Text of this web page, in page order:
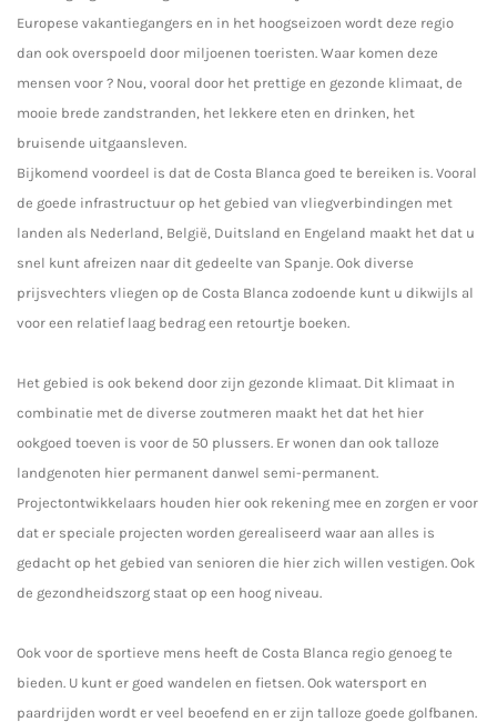
Europese vakantiegangers en in het hoogseizoen wordt deze regio
dan ook overspoeld door miljoenen toeristen. Waar komen deze
mensen voor ? Nou, vooral door het prettige en gezonde klimaat, de
mooie brede zandstranden, het lekkere eten en drinken, het
bruisende uitgaansleven.
Bijkomend voordeel is dat de Costa Blanca goed te bereiken is. Vooral
de goede infrastructuur op het gebied van vliegverbindingen met
landen als Nederland, België, Duitsland en Engeland maakt het dat u
snel kunt afreizen naar dit gedeelte van Spanje. Ook diverse
prijsvechters vliegen op de Costa Blanca zodoende kunt u dikwijls al
voor een relatief laag bedrag een retourtje boeken.
Het gebied is ook bekend door zijn gezonde klimaat. Dit klimaat in
combinatie met de diverse zoutmeren maakt het dat het hier
ookgoed toeven is voor de 50 plussers. Er wonen dan ook talloze
landgenoten hier permanent danwel semi-permanent.
Projectontwikkelaars houden hier ook rekening mee en zorgen er voor
dat er speciale projecten worden gerealiseerd waar aan alles is
gedacht op het gebied van senioren die hier zich willen vestigen. Ook
de gezondheidszorg staat op een hoog niveau.
Ook voor de sportieve mens heeft de Costa Blanca regio genoeg te
bieden. U kunt er goed wandelen en fietsen. Ook watersport en
paardrijden wordt er veel beoefend en er zijn talloze goede golfbanen.